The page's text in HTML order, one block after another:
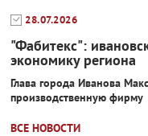
28.07.2026
"Фабитекс":
экономику региона
Глава города Иванова
производственную фирму
ВСЕ НОВОСТИ